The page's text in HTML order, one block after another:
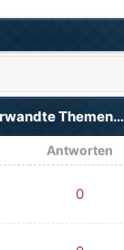
Themen…
Antworten
0